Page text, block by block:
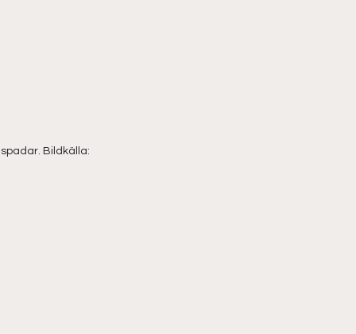
Bildkälla: